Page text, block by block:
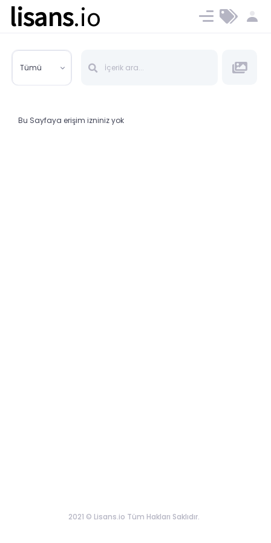
lisans.io Ücret ve Planlar
Tümü
Bu Sayfaya erişim izniniz yok
2021 © Lisans.io Tüm Hakları Saklıdır.